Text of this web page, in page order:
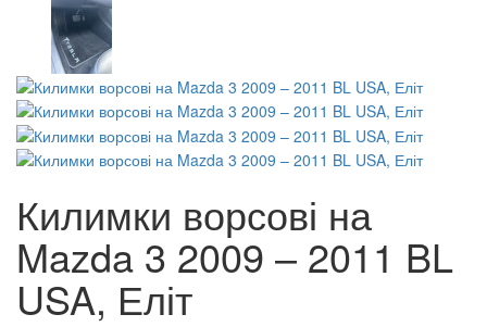
Килимки ворсові на
Mazda 3 2009 – 2011 BL
USA, Еліт